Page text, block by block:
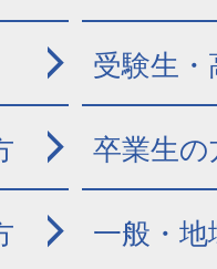
受験生
卒業生の
一般・地